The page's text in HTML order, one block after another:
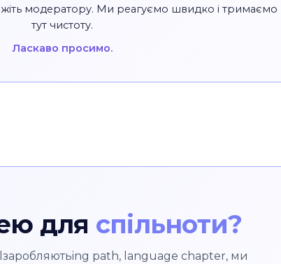
модератору. Ми реагуємо швидко і тримаємо
тут чистоту.
Ласкаво просимо.
для спільноти?
path, language chapter, ми